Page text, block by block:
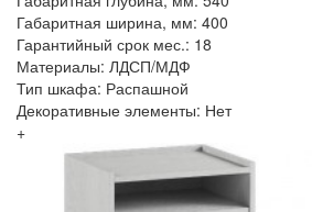
Габаритная ширина, мм: 400
Гарантийный срок мес.: 18
Материалы: ЛДСП/МДФ
Тип шкафа: Распашной
Декоративные элементы: Нет
+